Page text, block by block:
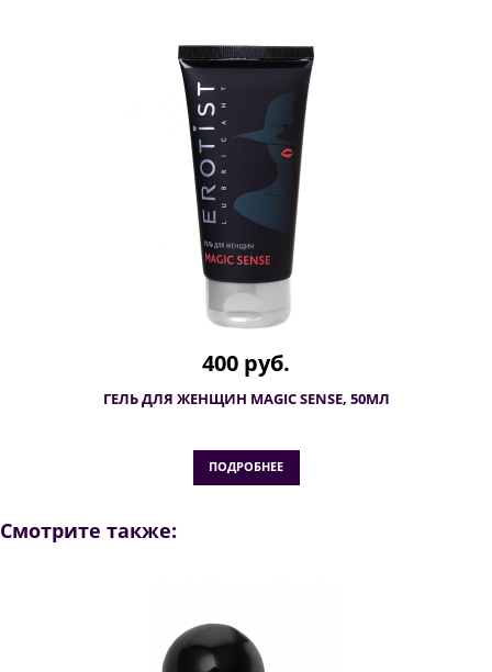
400 руб.
ГЕЛЬ ДЛЯ ЖЕНЩИН MAGIC SENSE, 50МЛ
ПОДРОБНЕЕ
Смотрите также: